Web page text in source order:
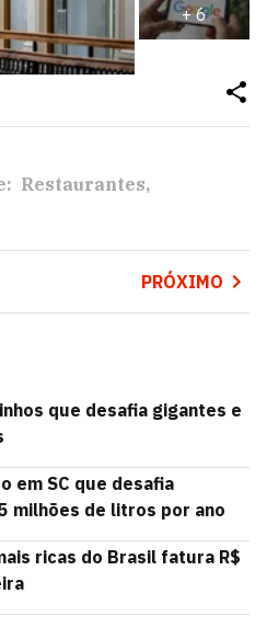
+6
Restaurantes
PRÓXIMO
que desafia gigantes e
em SC que desafia
milhões de litros por ano
ricas do Brasil fatura R$